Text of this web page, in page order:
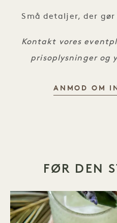
Små detaljer, der
Kontakt vores
prisoplysninger og
ANMOD OM
FØR DEN